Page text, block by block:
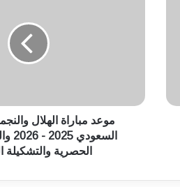
ا
ل
موعد مباراة الهلال
الحصرية والتشكيلة